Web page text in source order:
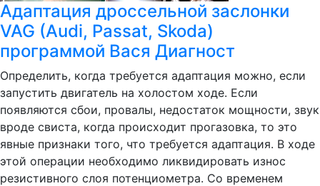
Адаптация дроссельной заслонки
VAG (Audi, Passat, Skoda)
программой Вася Диагност
Определить, когда требуется адаптация можно, если
запустить двигатель на холостом ходе. Если
появляются сбои, провалы, недостаток мощности, звук
вроде свиста, когда происходит прогазовка, то это
явные признаки того, что требуется адаптация. В ходе
этой операции необходимо ликвидировать износ
резистивного слоя потенциометра. Со временем